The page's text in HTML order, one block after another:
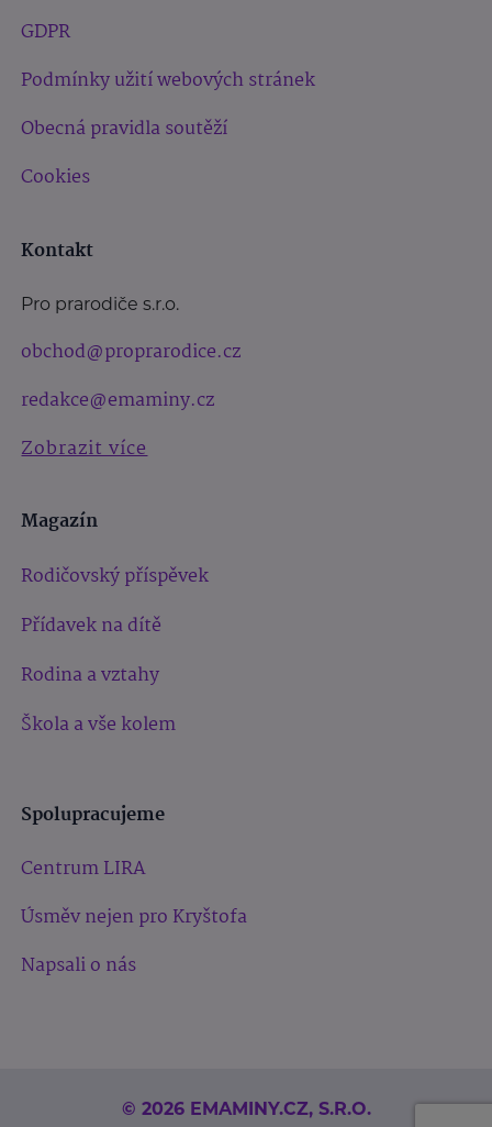
GDPR
Podmínky užití webových stránek
Obecná pravidla soutěží
Cookies
Kontakt
Pro prarodiče s.r.o.
obchod@proprarodice.cz
redakce@emaminy.cz
Zobrazit více
Magazín
Rodičovský příspěvek
Přídavek na dítě
Rodina a vztahy
Škola a vše kolem
Spolupracujeme
Centrum LIRA
Úsměv nejen pro Kryštofa
Napsali o nás
© 2026 EMAMINY.CZ, S.R.O.